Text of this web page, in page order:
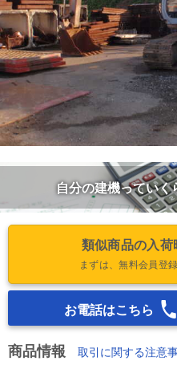
自分の建機っていく
類似商品の入
まずは、無料会員登
お電話はこちら
商品情報 取引に関する注意